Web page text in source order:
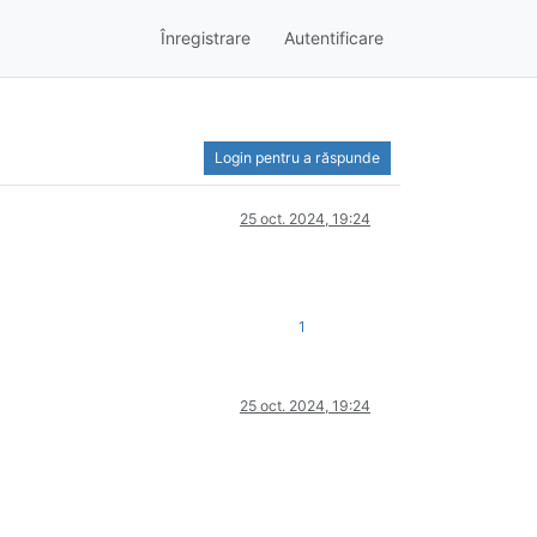
Înregistrare Autentificare
Login pentru a răspunde
25 oct. 2024, 19:24
1
25 oct. 2024, 19:24